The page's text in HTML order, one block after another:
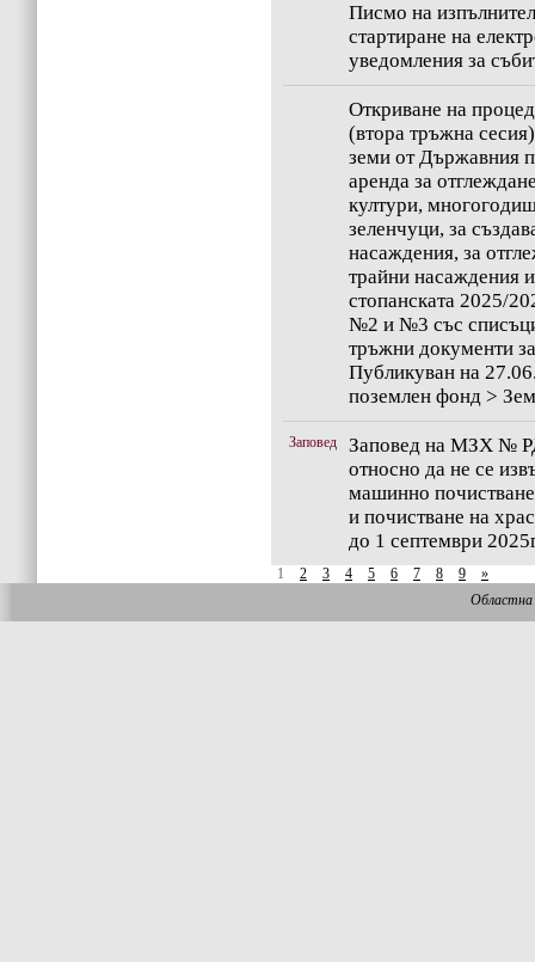
Писмо на
стартиране на
уведомления за
Oткриване на
(втора тръжна
земи от Държавния
аренда за
култури,
зеленчуци, за
насаждения, за
трайни насаждения
стопанската 2025/
№2 и №3 със
тръжни документи
Публикуван на
поземлен фонд >
Заповед
Заповед на МЗХ №
относно да не се
машинно
и почистване на
до 1 септември
1 2 3 4 5 6 7 8 9 »
Областна